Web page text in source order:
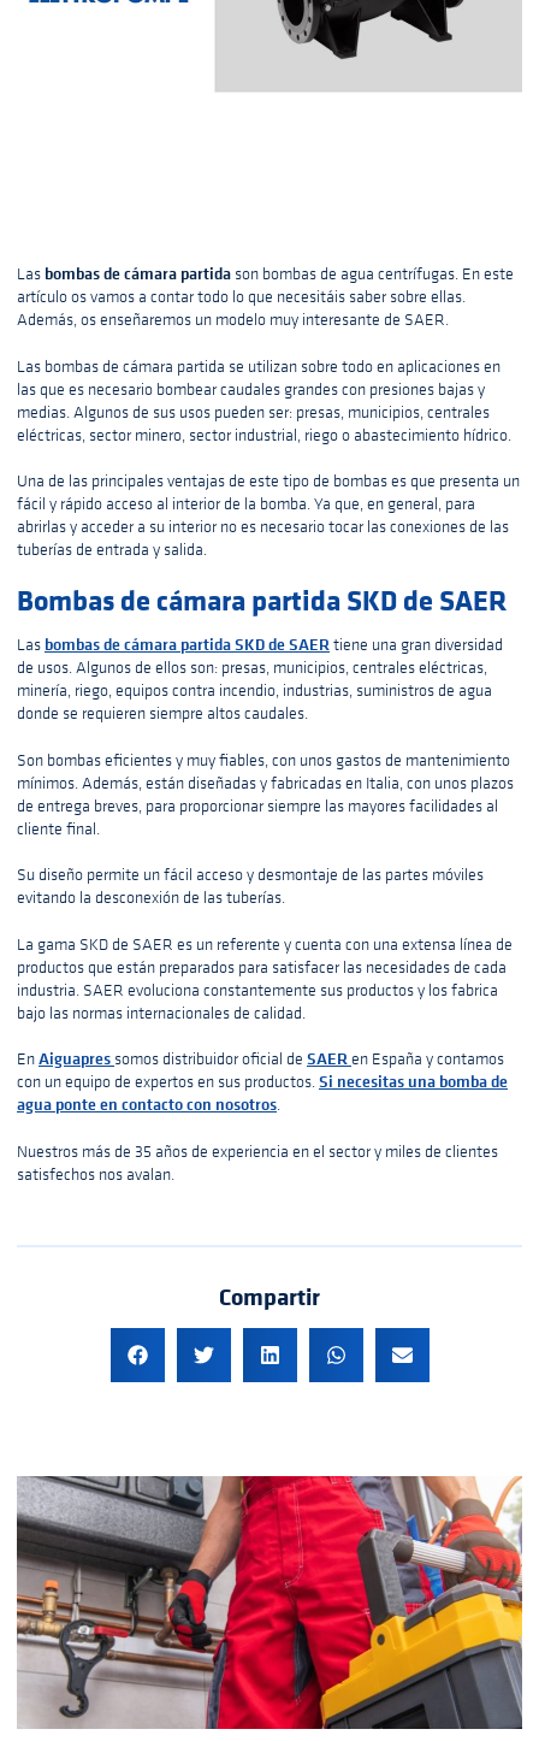
Las bombas de cámara partida son bombas de agua centrífugas. En este
artículo os vamos a contar todo lo que necesitáis saber sobre ellas.
Además, os enseñaremos un modelo muy interesante de SAER.
Las bombas de cámara partida se utilizan sobre todo en aplicaciones en
las que es necesario bombear caudales grandes con presiones bajas y
medias. Algunos de sus usos pueden ser: presas, municipios, centrales
eléctricas, sector minero, sector industrial, riego o abastecimiento hídrico.
Una de las principales ventajas de este tipo de bombas es que presenta un
fácil y rápido acceso al interior de la bomba. Ya que, en general, para
abrirlas y acceder a su interior no es necesario tocar las conexiones de las
tuberías de entrada y salida.
Bombas de cámara partida SKD de SAER
Las bombas de cámara partida SKD de SAERtiene una gran diversidad
de usos. Algunos de ellos son: presas, municipios, centrales eléctricas,
minería, riego, equipos contra incendio, industrias, suministros de agua
donde se requieren siempre altos caudales.
Son bombas eficientes y muy fiables, con unos gastos de mantenimiento
mínimos. Además, están diseñadas y fabricadas en Italia, con unos plazos
de entrega breves, para proporcionar siempre las mayores facilidades al
cliente final.
Su diseño permite un fácil acceso y desmontaje de las partes móviles
evitando la desconexión de las tuberías.
La gama SKD de SAER es un referente y cuenta con una extensa línea de
productos que están preparados para satisfacer las necesidades de cada
industria. SAER evoluciona constantemente sus productos y los fabrica
bajo las normas internacionales de calidad.
EnAiguapres somos distribuidor oficial de SAERen España y contamos
con un equipo de expertos en sus productos.Si necesitas una bomba de
agua ponte en contacto con nosotros.
Nuestros más de 35 años de experiencia en el sector y miles de clientes
satisfechos nos avalan.
Compartir